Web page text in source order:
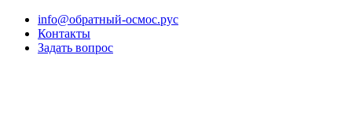
info@обратный-осмос.рус
Контакты
Задать вопрос